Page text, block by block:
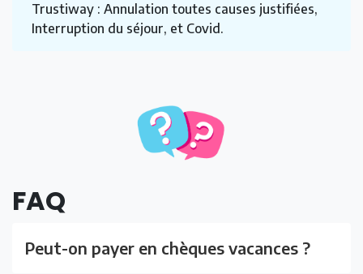
Trustiway : Annulation toutes causes justifiées,
Interruption du séjour, et Covid.
FAQ
Peut-on payer en chèques vacances ?